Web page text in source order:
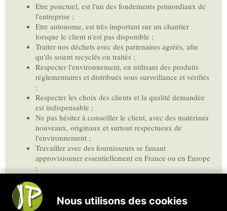
Etre ponctuel, est l'un des fondements primordiaux de
l'entreprise ;
Etre autonome, est très important sur un chantier
lorsque le client n'est pas disponible ;
Traiter nos déchets avec des partenaires agréés, afin
qu'ils soient recyclés ou traités ;
Respecter l'environnement, en utilisant des produits
réglementaires et distribués sous surveillance et vérifiés
;
Respecter les choix des clients et la qualité demandée
est indispensable ;
Ne pas hésiter à conseiller le client, avec des matériaux
nouveaux, originaux et surtout respectueux de
l'environnement ;
Travailler avec des fournisseurs se faisant
approvisionner essentiellement en France ou en Europe
;
et privilégier les méthodes alternatives et naturelles.
Entretenir ou faire entretenir notre matériel plutôt que
de remplacer systématiquement dès la moindre casse